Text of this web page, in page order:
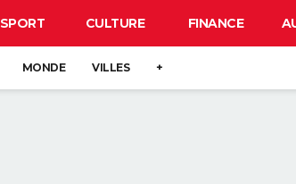
SPORT CULTURE FINANCE
MONDE VILLES +